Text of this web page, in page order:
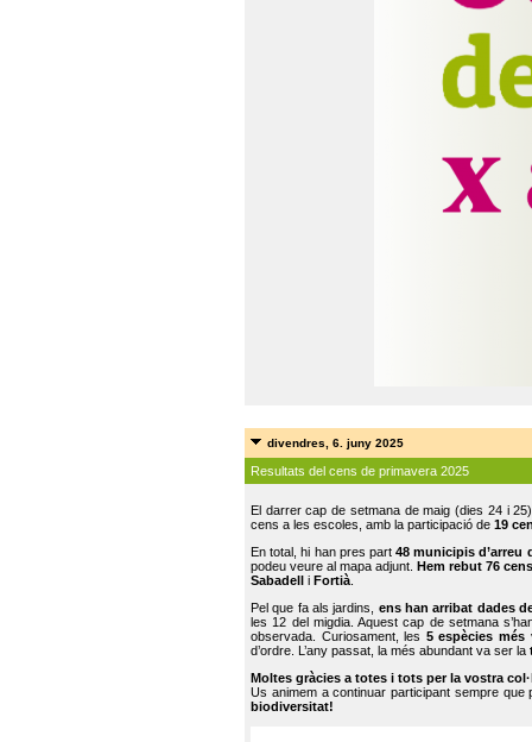
divendres, 6. juny 2025
Resultats del cens de primavera 2025
El darrer cap de setmana de maig (dies 24 i
cens a les escoles, amb la participació de 19
En total, hi han pres part48 municipis d’arreu
podeu veure al mapa adjunt. Hem rebut 76
Sabadell
i Fortià.
Pel que fa als jardins, ens han arribat dades
les 12 del migdia. Aquest cap de setmana
observada. Curiosament, les 5 espècies més
d’ordre. L’any passat, la més abundant va ser la
Moltes gràcies a totes i tots per la vostra
Us animem a continuar participant sempre que
biodiversitat!